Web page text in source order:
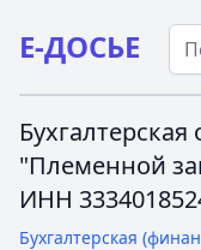
Е-ДОСЬЕ
"Племенной
ИНН
Бухгалтерская